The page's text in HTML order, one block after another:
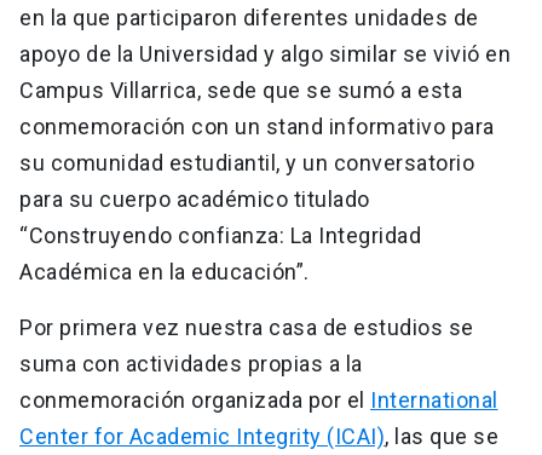
en la que participaron diferentes unidades de
apoyo de la Universidad y algo similar se vivió en
Campus Villarrica, sede que se sumó a esta
conmemoración con un stand informativo para
su comunidad estudiantil, y un conversatorio
para su cuerpo académico titulado
“Construyendo confianza: La Integridad
Académica en la educación”.
Por primera vez nuestra casa de estudios se
suma con actividades propias a la
conmemoración organizada por el International
Center for Academic Integrity (ICAI), las que se